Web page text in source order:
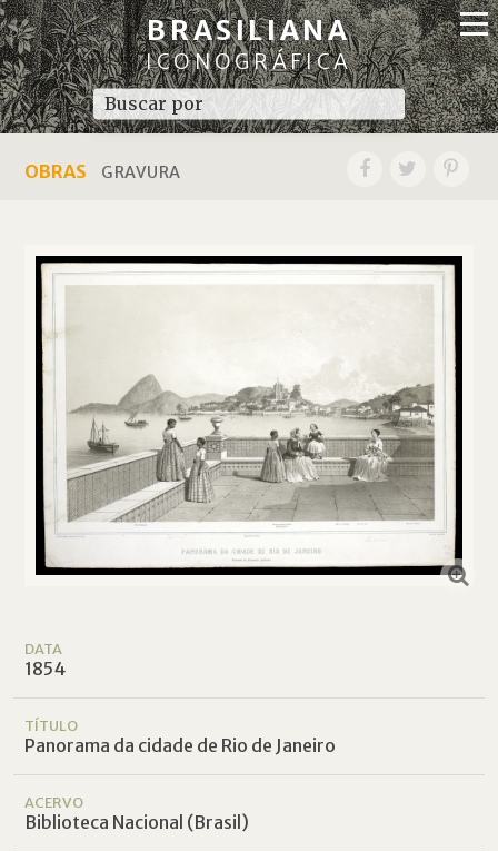
BRASILIANA
ICONOGRÁFICA
OBRAS GRAVURA
DATA
1854
TÍTULO
Panorama da cidade de Rio de Janeiro
ACERVO
Biblioteca Nacional (Brasil)